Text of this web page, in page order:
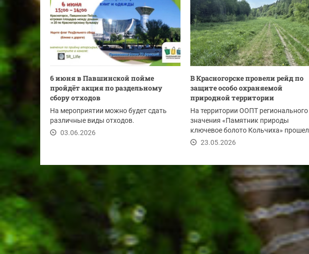
6 июня в Павшинской пойме
пройдёт акция по раздельному
сбору отходов
На мероприятии можно будет сдать
различные виды отходов.
03.06.2026
В Красногорске провели рейд по
защите особо охраняемой
природной территории
На территории ООПТ регионального
значения «Памятник природы
ключевое болото Кольчиха» прошел
совместный рейд...
23.05.2026